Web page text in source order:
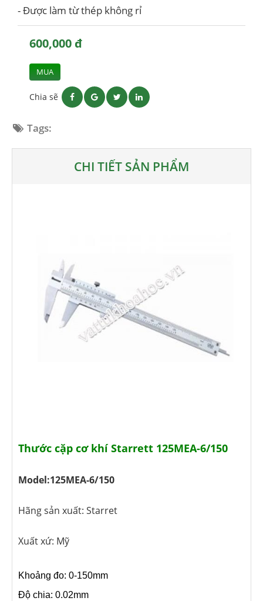
- Được làm từ thép không rỉ
600,000 đ
MUA
Chia sẽ
Tags:
CHI TIẾT SẢN PHẨM
Thước cặp cơ khí Starrett 125MEA-6/150
Model:125MEA-6/150
Hãng sản xuất: Starret
Xuất xứ: Mỹ
Khoảng đo: 0-150mm
Độ chia: 0.02mm